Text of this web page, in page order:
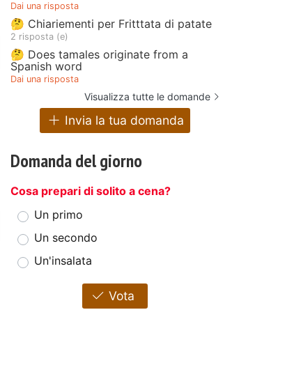
Dai una risposta
🤔 Chiariementi per Fritttata di patate
2 risposta (e)
🤔 Does tamales originate from a
Spanish word
Dai una risposta
Visualizza tutte le domande
Invia la tua domanda
Domanda del giorno
Cosa prepari di solito a cena?
Un primo
Un secondo
Un'insalata
Vota